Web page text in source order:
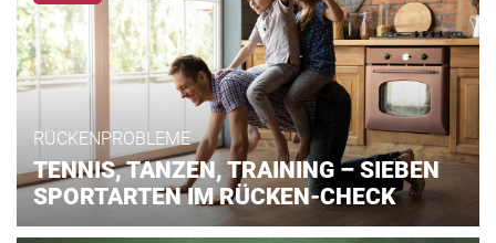
RÜCKENPROBLEME
TENNIS, TANZEN, TRAINING – SIEBEN
SPORTARTEN IM RÜCKEN-CHECK